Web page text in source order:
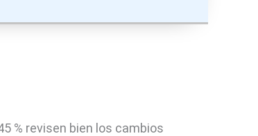
% revisen bien los cambios